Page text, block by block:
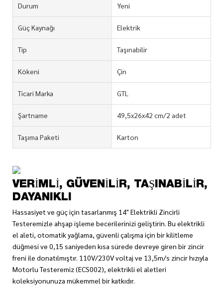
Durum Yeni
Güç Kaynağı Elektrik
Tip Taşınabilir
Kökeni Çin
Ticari Marka GTL
Şartname 49,5x26x42 cm/2 adet
Taşıma Paketi Karton
VERIMLI, GÜVENILIR, TAŞINABILIR,
DAYANIKLI
Hassasiyet ve güç için tasarlanmış 14" Elektrikli Zincirli
Testeremizle ahşap işleme becerilerinizi geliştirin. Bu elektrikli
el aleti, otomatik yağlama, güvenli çalışma için bir kilitleme
düğmesi ve 0,15 saniyeden kısa sürede devreye giren bir zincir
freni ile donatılmıştır. 110V/230V voltaj ve 13,5m/s zincir hızıyla
Motorlu Testeremiz (ECS002), elektrikli el aletleri
koleksiyonunuza mükemmel bir katkıdır.